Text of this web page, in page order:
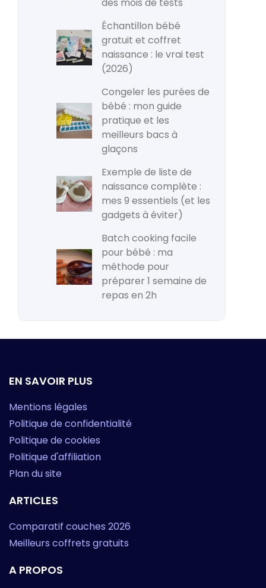
Échantillon bébé
gratuit et coffret
naissance : le vrai test
(2026)
Congeler les purées de
bébé : mon guide
pratique et les
meilleurs bacs à
glaçons
Exemple de liste de
naissance complète :
mes 9 essentiels (et les
gadgets à éviter)
Batch cooking facile
pour bébé : ma
méthode pour
préparer 1 semaine de
repas en 2h
EN SAVOIR PLUS
Mentions légales
Politique de confidentialité
Politique de cookies
Politique d'affiliation
Plan du site
ARTICLES
Comparatif couches 2026
Meilleurs coffrets gratuits
A PROPOS